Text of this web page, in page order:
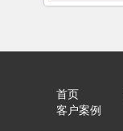
首页
客户案例